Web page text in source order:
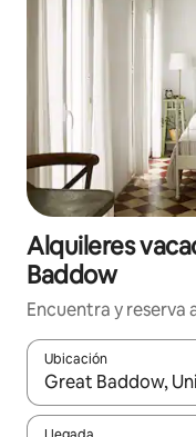
Alquileres
Baddow
Encuentra y
Ubicación
Cuando los